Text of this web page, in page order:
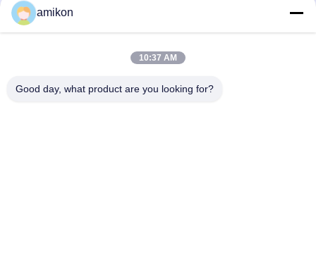
amikon
10:37 AM
Good day, what product are you looking for?